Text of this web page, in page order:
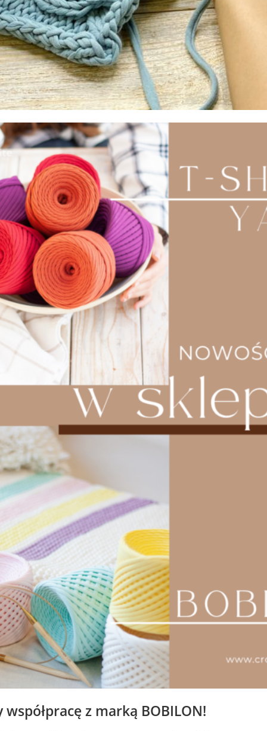
ozdobna klapka będzie „biżuterią” najprostszej
torebki. W tym celu połącz nasze cudowne zestawy z
najlepszej jakości sznurkiem
poliestrowymhttps://crochet.com.pl/kategoria-
produktu/sznurki-poliestrowe/sznurek-poliestrowy-
plaski-5mm/
Klapka do torebki wzorki, lub zestaw skórzany
ozdobne wzorki
Twórz wyjątkowe torebki lub nadaj nowy charakter
swoim ulubionym dodatkom z naszym
zestawem
skórzanym do torebek. Wykonany ze skóry licowej
najwyższej jakości, zestaw łączy trwałość, elegancję i
unikalny design. Bez wątpienia idealny dla pasjonatów
rękodzieła oraz miłośników spersonalizowanych
akcesoriów. Tak szybko jak to możliwe, zaopatrz się w
zestaw najwyższej jakości i ciesz się efektami swojej
pracy, na pewno będziesz zadowolona/ny.
Co zawiera zestaw skórzany ozdobne
wzorki? W skrócie :
Klapkę z ozdobnym motywem
– modny, oryginalny
wzór w wersji limitowanej, który wyróżni Twoją
Ozdobny i regulowany pasek skórzany
– idealny do
dopasowania długości do indywidualnych potrzeb.
Mocowania boczne– solidne i estetyczne,
zapewniają trwałość i stabilność.
Podsumowując – dlaczego warto wybrać
ten zestaw? Na pewno warto wybrać ten
zestaw
współpracę z marką BOBILON!